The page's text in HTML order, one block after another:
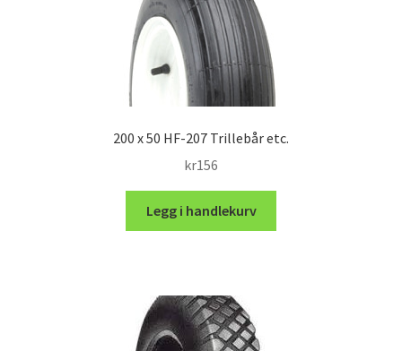
200 x 50 HF-207 Trillebår etc.
kr156
Legg i handlekurv